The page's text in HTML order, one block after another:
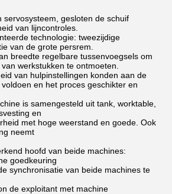
gesloten de schuif
van lijncontroles.
technologie: tweezijdige
van de grote persrem.
breedte regelbare tussenvoegsels om
werkstukken te ontmoeten.
van hulpinstellingen konden aan de
en het proces geschikter en
is samengesteld uit tank, worktable,
en
met hoge weerstand en goede. Ook
neemt
hoofd van beide machines:
goedkeuring
synchronisatie van beide machines te
de exploitant met machine